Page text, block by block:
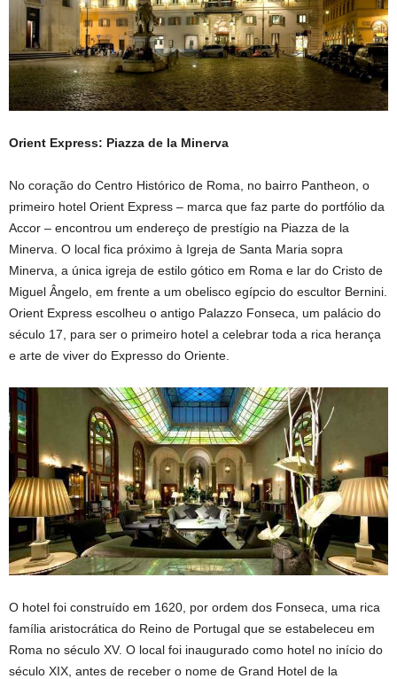
Orient Express: Piazza de la Minerva
No coração do Centro Histórico de Roma, no bairro Pantheon, o
primeiro hotel Orient Express – marca que faz parte do portfólio da
Accor – encontrou um endereço de prestígio na Piazza de la
Minerva. O local fica próximo à Igreja de Santa Maria sopra
Minerva, a única igreja de estilo gótico em Roma e lar do Cristo de
Miguel Ângelo, em frente a um obelisco egípcio do escultor Bernini.
Orient Express escolheu o antigo Palazzo Fonseca, um palácio do
século 17, para ser o primeiro hotel a celebrar toda a rica herança
e arte de viver do Expresso do Oriente.
O hotel foi construído em 1620, por ordem dos Fonseca, uma rica
família aristocrática do Reino de Portugal que se estabeleceu em
Roma no século XV. O local foi inaugurado como hotel no início do
século XIX, antes de receber o nome de Grand Hotel de la